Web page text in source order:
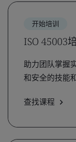
开始培训
ISO 45003
助力团队掌握
和安全的技能
查找课程